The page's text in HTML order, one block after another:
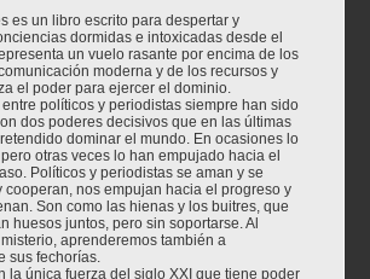
es un libro escrito para despertar y
dormidas e intoxicadas desde el
un vuelo rasante por encima de los
moderna y de los recursos y
el poder para ejercer el dominio.
políticos y periodistas siempre han sido
dos poderes decisivos que en las últimas
dominar el mundo. En ocasiones lo
otras veces lo han empujado hacia el
Políticos y periodistas se aman y se
cooperan, nos empujan hacia el progreso y
Son como las hienas y los buitres, que
huesos juntos, pero sin soportarse. Al
aprenderemos también a
sus fechorías.
la única fuerza del siglo XXI que tiene poder